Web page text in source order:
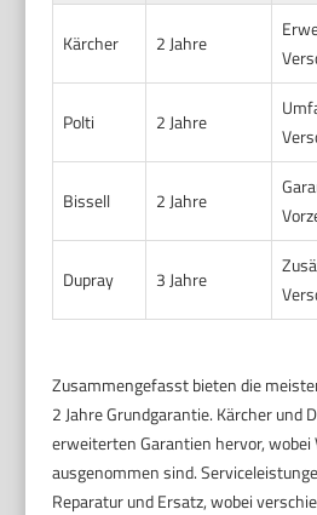
Kärcher 2 Jahre
Polti 2 Jahre
Bissell 2 Jahre
Dupray 3 Jahre
Zusammengefasst bieten die
2 Jahre Grundgarantie. Kärcher und
erweiterten Garantien hervor,
ausgenommen sind.
Reparatur und Ersatz, wobei